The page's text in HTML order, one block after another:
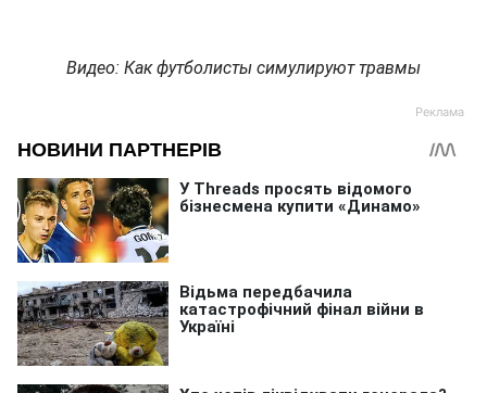
Видео: Как футболисты симулируют травмы